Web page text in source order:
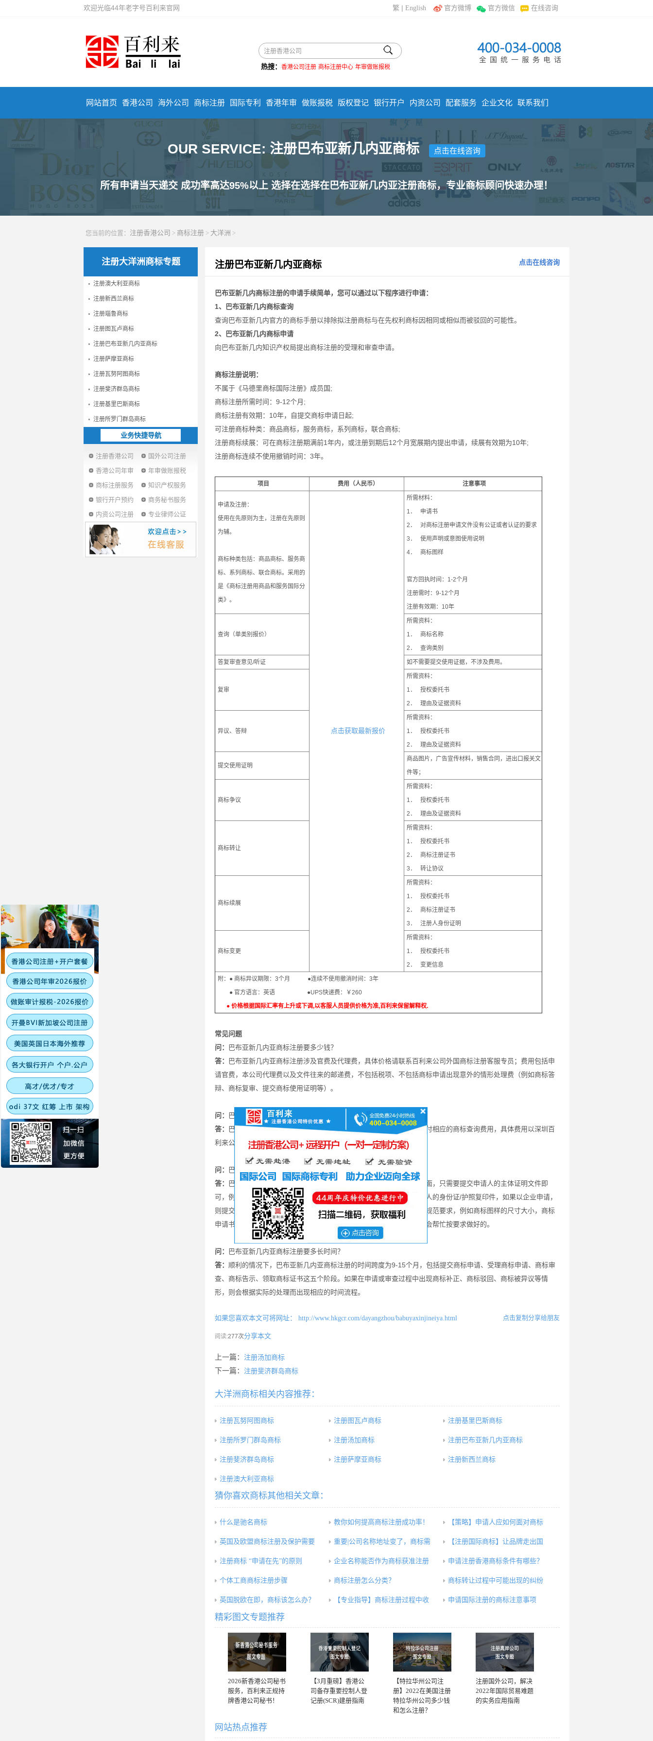
欢迎光临44年老字号百利来官网 繁 |English 官方微博 官方微信 在线咨询
热搜： 香港公司注册 商标注册中心 年审做账报税
网站首页 香港公司 海外公司 商标注册 国际专利 香港年审 做账报税 版权登记 银行开户 内资公司 配套服务 企业文化 联系我们
OUR SERVICE: 注册巴布亚新几内亚商标 点击在线咨询
所有申请当天递交 成功率高达95%以上 选择在选择在巴布亚新几内亚注册商标，专业商标顾问快速办理！
您当前的位置： 注册香港公司 > 商标注册 > 大洋洲 >
注册大洋洲商标专题
注册澳大利亚商标
注册新西兰商标
注册瑙鲁商标
注册图瓦卢商标
注册巴布亚新几内亚商标
注册萨摩亚商标
注册瓦努阿图商标
注册斐济群岛商标
注册基里巴斯商标
注册所罗门群岛商标
业务快捷导航
注册香港公司
国外公司注册
香港公司年审
年审做账报税
商标注册服务
知识产权服务
银行开户预约
商务秘书服务
内资公司注册
专业律师公证
注册巴布亚新几内亚商标 点击在线咨询
巴布亚新几内商标注册的申请手续简单，您可以通过以下程序进行申请：
1、巴布亚新几内商标查询
查询巴布亚新几内官方的商标手册以排除拟注册商标与在先权利商标因相同或相似而被驳回的可能性。
2、巴布亚新几内商标申请
向巴布亚新几内知识产权局提出商标注册的受理和审查申请。
商标注册说明：
不属于《马德里商标国际注册》成员国;
商标注册所需时间：9-12个月;
商标注册有效期：10年，自提交商标申请日起;
可注册商标种类：商品商标，服务商标，系列商标，联合商标;
注册商标续展：可在商标注册期满前1年内，或注册到期后12个月宽展期内提出申请，续展有效期为10年;
注册商标连续不使用撤销时间：3年。
项目 费用（人民币） 注意事项
申请及注册：
使用在先原则为主，注册在先原则
为辅。
商标种类包括：商品商标、服务商
标、系列商标、联合商标。采用的
是《商标注册用商品和服务国际分
类》。
点击获取最新报价
所需材料：
1． 申请书
2． 对商标注册申请文件没有公证或者认证的要求
3． 使用声明或意图使用说明
4． 商标图样
官方回执时间：1-2个月
注册需时：9-12个月
注册有效期：10年
查询（单类别报价）
所需资料：
1． 商标名称
2． 查询类别
答复审查意见/听证 如不需要提交使用证据，不涉及费用。
复审
所需资料：
1． 授权委托书
2． 理由及证据资料
异议、答辩
所需资料：
1． 授权委托书
2． 理由及证据资料
提交使用证明
商品图片，广告宣传材料，销售合同，进出口报关文
件等；
商标争议
所需资料：
1． 授权委托书
2． 理由及证据资料
商标转让
所需资料：
1． 授权委托书
2． 商标注册证书
3． 转让协议
商标续展
所需资料：
1． 授权委托书
2． 商标注册证书
3． 注册人身份证明
商标变更
所需资料：
1． 授权委托书
2． 变更信息
附：● 商标异议期限：3个月 ●连续不使用撤消时间：3年
● 官方语言：英语 ●UPS快递费：￥260
● 价格根据国际汇率有上升或下调,以客服人员提供价格为准,百利来保留解释权.
常见问题
问：
巴布亚新几内亚商标注册要多少钱？
答：
巴布亚新几内亚商标注册涉及官费及代理费，具体价格请联系百利来公司外国商标注册客服专员；费用包括申
请官费，本公司代理费以及文件往来的邮递费，不包括税项、不包括商标申请出现意外的情形处理费（例如商标答
辩、商标复审、提交商标使用证明等）。
问：
巴布亚新几内亚商标查询费是多少？
答：
巴布亚新几内亚商标查询是非必须的，如果要作商标查询，则要支付相应的商标查询费用，具体费用以深圳百
利来公司客服专员作出报价为准。
问：
巴布亚新几内亚商标注册要什么条件？
答：
巴布亚新几内亚商标局对申请人不设过多限制，对于申请人要求方面，只需要提交申请人的主体证明文件即
可，例如：如果以个人名义申请巴布亚新几内亚商标，则需要提交该个人的身份证/护照复印件，如果以企业申请，
则提交该企业营业执照副本复印件即可。除此之外，就是对商标注册的规范要求，例如商标图样的尺寸大小，商标
申请书式的填写等，一般情况下，作为商标代理机构，他们的代理人都会帮忙按要求做好的。
问：
巴布亚新几内亚商标注册要多长时间？
答： 顺利的情况下，巴布亚新几内亚商标注册的时间跨度为9-15个月，包括提交商标申请、受理商标申请、商标审
查、商标告示、领取商标证书这五个阶段。如果在申请或审查过程中出现商标补正、商标驳回、商标被异议等情
形，则会根据实际的处理而出现相应的时间流程。
如果您喜欢本文可将网址： http://www.hkgcr.com/dayangzhou/babuyaxinjineiya.html 点击复制分享给朋友
阅读:277次分享本文
上一篇： 注册汤加商标
下一篇： 注册斐济群岛商标
大洋洲商标相关内容推荐：
注册瓦努阿图商标 注册图瓦卢商标 注册基里巴斯商标
注册所罗门群岛商标 注册汤加商标 注册巴布亚新几内亚商标
注册斐济群岛商标 注册萨摩亚商标 注册新西兰商标
注册澳大利亚商标
猜你喜欢商标其他相关文章：
什么是驰名商标 教你如何提高商标注册成功率！ 【策略】申请人应如何面对商标
英国及欧盟商标注册及保护需要 重要|公司名称地址变了，商标需 【注册国际商标】让品牌走出国
注册商标 “申请在先”的原则 企业名称能否作为商标获准注册 申请注册香港商标条件有哪些？
个体工商商标注册步骤 商标注册怎么分类？ 商标转让过程中可能出现的纠纷
英国脱欧在即，商标该怎么办？ 【专业指导】商标注册过程中收 申请国际注册的商标注意事项
精彩图文专题推荐
2026新香港公司秘书
服务，百利来正规持
牌香港公司秘书！
【3月重磅】香港公
司备存重要控制人登
记册(SCR)建册指南
【特拉华州公司注
册】2022在美国注册
特拉华州公司多少钱
和怎么注册？
注册国外公司，解决
2022年国际贸易难题
的实务应用指南
网站热点推荐